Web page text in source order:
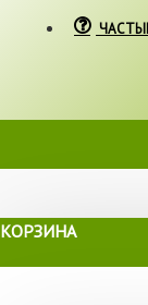
КОРЗИНА